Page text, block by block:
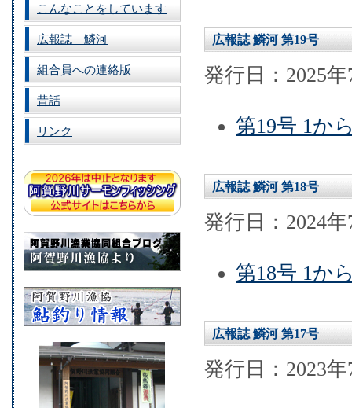
広報誌 鱗河 第19号
発行日：2025年
第19号 1か
広報誌 鱗河 第18号
発行日：2024年
第18号 1か
広報誌 鱗河 第17号
発行日：2023年
こんなことをしています
広報誌 鱗河
組合員への連絡版
昔話
リンク